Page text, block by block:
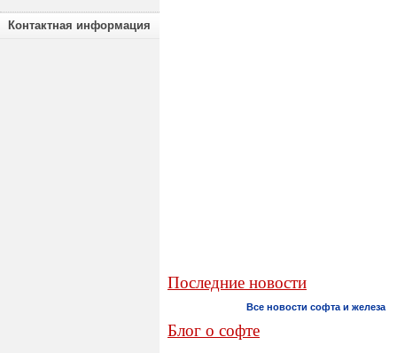
Контактная информация
Последние новости
Все новости софта и железа
Блог о софте